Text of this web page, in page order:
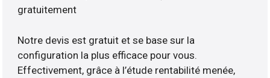
gratuitement
Notre devis est gratuit et se base sur la
configuration la plus efficace pour vous.
Effectivement, grâce à l’étude rentabilité menée,